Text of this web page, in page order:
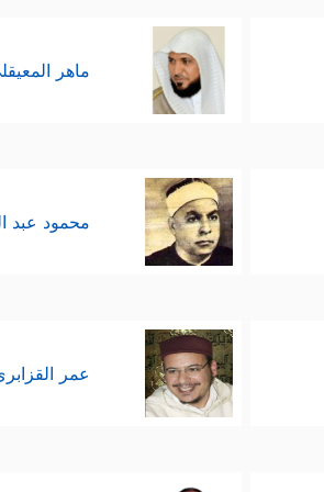
عمّا إذا كان قد طلَبَ منهم ما يشقّ
قُصِد به تنزيه الدعوة عن
المشركين المعاندين إنْ
هُمُ ٱلۡمَكِیدُونَ﴾،﴿وَإِن یَرَوۡاْ كِسۡفࣰا مِّنَ
ماهر
محمود عبد
عمر